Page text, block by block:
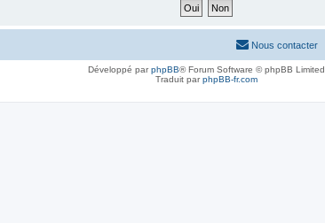
Nous contacter
Développé parphpBB® Forum Software © phpBB Limited
Traduit parphpBB-fr.com